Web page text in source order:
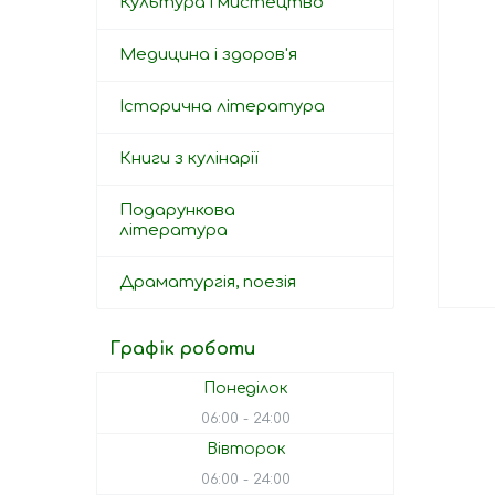
Медицина і здоров'я
Історична література
Книги з кулінарії
Подарункова
література
Драматургія, поезія
Графік роботи
Понеділок
06:00 24:00
Вівторок
06:00 24:00